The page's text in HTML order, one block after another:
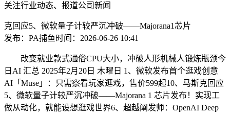
关注行业动态、报道公司新闻
克回应5、微软量子计较严沉冲破——Majorana1芯片
发布：PA捕鱼时间：2026-06-26 10:41
改变就业款式通俗CPU大小，冲破人形机械人锻炼瓶颈今
日AI 汇总 2025年2月20日 木曜日 1、微软发布首个逛戏创意
AI「Muse」：只需察看玩家逛戏，售价599起10、马斯克回应
5、微软量子计较严沉冲破——Majorana 1 芯片发布！实现工
做从动化，就能设想逛戏世界6、超越阐发师：OpenAI Deep